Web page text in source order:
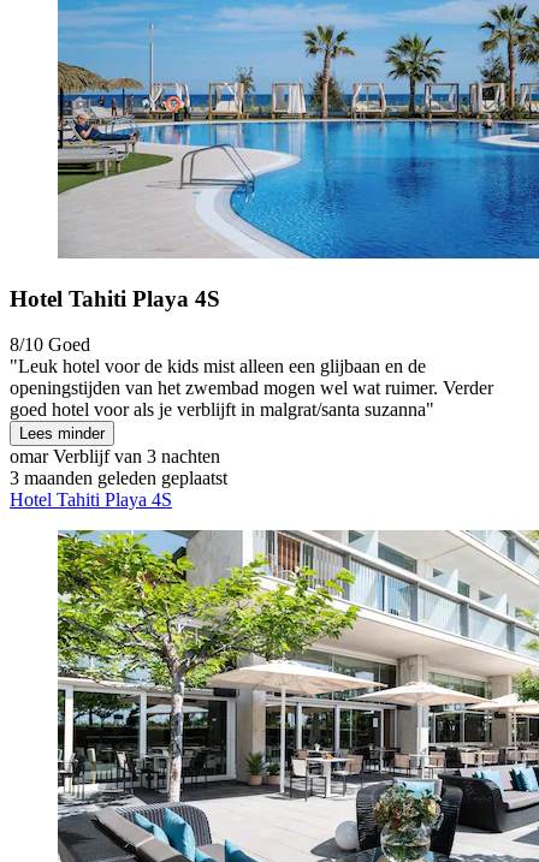
Hotel Tahiti Playa 4S
8/10 Goed
"Leuk hotel voor de kids mist alleen een glijbaan en de
openingstijden van het zwembad mogen wel wat ruimer. Verder
goed hotel voor als je verblijft in malgrat/santa suzanna"
Lees minder
omarVerblijf van 3 nachten
3 maanden geleden geplaatst
Hotel Tahiti Playa 4S